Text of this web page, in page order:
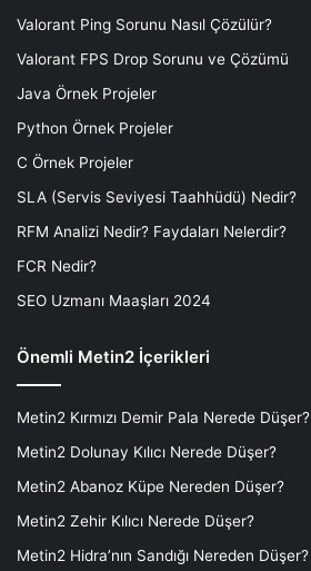
Valorant Ping Sorunu Nasıl Çözülür?
Valorant FPS Drop Sorunu ve Çözümü
Java Örnek Projeler
Python Örnek Projeler
C Örnek Projeler
SLA (Servis Seviyesi Taahhüdü) Nedir?
RFM Analizi Nedir? Faydaları Nelerdir?
FCR Nedir?
SEO Uzmanı Maaşları 2024
Önemli Metin2 İçerikleri
Metin2 Kırmızı Demir Pala Nerede Düşer?
Metin2 Dolunay Kılıcı Nerede Düşer?
Metin2 Abanoz Küpe Nereden Düşer?
Metin2 Zehir Kılıcı Nerede Düşer?
Metin2 Hidra’nın Sandığı Nereden Düşer?